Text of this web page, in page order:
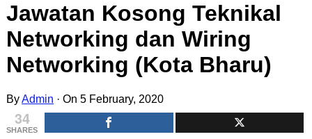
Jawatan Kosong Teknikal
Networking dan Wiring
Networking (Kota Bharu)
ByAdmin · On 5 February, 2020
34
SHARES